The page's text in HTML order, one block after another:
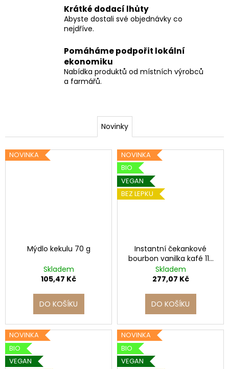
Krátké dodací lhůty
Abyste dostali své objednávky co
nejdříve.
Pomáháme podpořit lokální
ekonomiku
Nabídka produktů od místních výrobců
a farmářů.
Novinky
NOVINKA
Mýdlo kekulu 70 g
Skladem
105,47 Kč
DO KOŠÍKU
NOVINKA
BIO
VEGAN
BEZ LEPKU
Instantní čekankové
bourbon vanilka kafé 115
g
Skladem
277,07 Kč
DO KOŠÍKU
NOVINKA
BIO
VEGAN
NOVINKA
BIO
VEGAN
HLEDAT